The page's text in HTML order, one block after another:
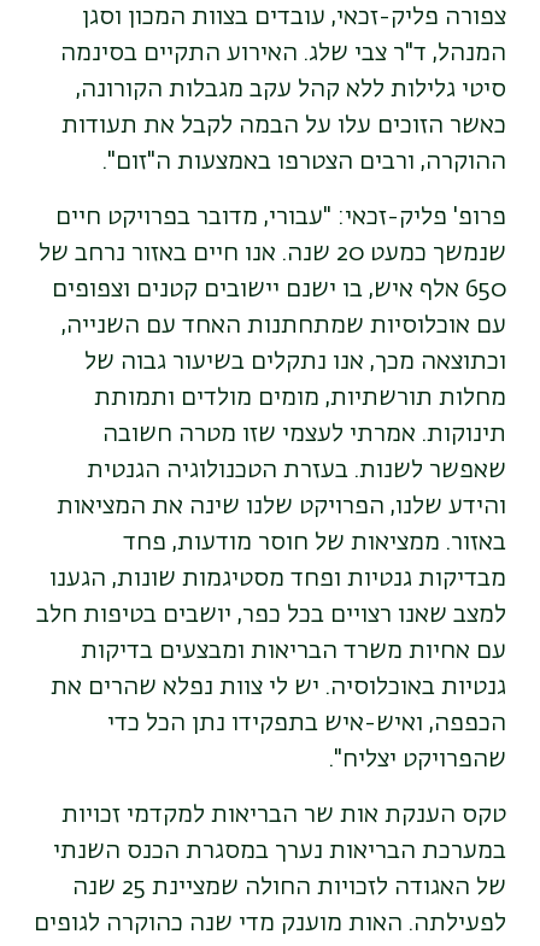
צפורה פליק-זכאי, עובדים בצוות המכון וסגן
המנהל, ד"ר צבי שלג. האירוע התקיים בסינמה
סיטי גלילות ללא קהל עקב מגבלות הקורונה,
כאשר הזוכים עלו על הבמה לקבל את תעודות
ההוקרה, ורבים הצטרפו באמצעות ה"זום".
פרופ' פליק-זכאי: "עבורי, מדובר בפרויקט חיים
שנמשך כמעט 20 שנה. אנו חיים באזור נרחב של
650 אלף איש, בו ישנם יישובים קטנים וצפופים
עם אוכלוסיות שמתחתנות האחד עם השנייה,
וכתוצאה מכך, אנו נתקלים בשיעור גבוה של
מחלות תורשתיות, מומים מולדים ותמותת
תינוקות. אמרתי לעצמי שזו מטרה חשובה
שאפשר לשנות. בעזרת הטכנולוגיה הגנטית
והידע שלנו, הפרויקט שלנו שינה את המציאות
באזור. ממציאות של חוסר מודעות, פחד
מבדיקות גנטיות ופחד מסטיגמות שונות, הגענו
למצב שאנו רצויים בכל כפר, יושבים בטיפות חלב
עם אחיות משרד הבריאות ומבצעים בדיקות
גנטיות באוכלוסיה. יש לי צוות נפלא שהרים את
הכפפה, ואיש-איש בתפקידו נתן הכל כדי
שהפרויקט יצליח".
טקס הענקת אות שר הבריאות למקדמי זכויות
במערכת הבריאות נערך במסגרת הכנס השנתי
של האגודה לזכויות החולה שמציינת 25 שנה
לפעילתה. האות מוענק מדי שנה כהוקרה לגופים